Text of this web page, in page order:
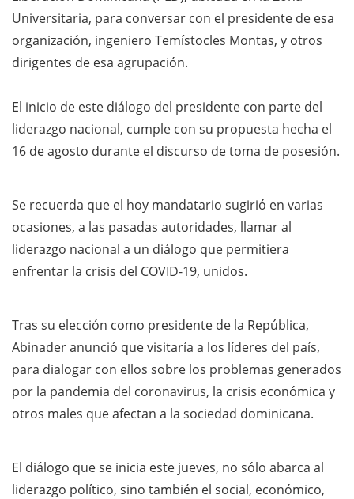
Universitaria, para conversar con el presidente de esa
organización, ingeniero Temístocles Montas, y otros
dirigentes de esa agrupación.
El inicio de este diálogo del presidente con parte del
liderazgo nacional, cumple con su propuesta hecha el
16 de agosto durante el discurso de toma de posesión.
Se recuerda que el hoy mandatario sugirió en varias
ocasiones, a las pasadas autoridades, llamar al
liderazgo nacional a un diálogo que permitiera
enfrentar la crisis del COVID-19, unidos.
Tras su elección como presidente de la República,
Abinader anunció que visitaría a los líderes del país,
para dialogar con ellos sobre los problemas generados
por la pandemia del coronavirus, la crisis económica y
otros males que afectan a la sociedad dominicana.
El diálogo que se inicia este jueves, no sólo abarca al
liderazgo político, sino también el social, económico,